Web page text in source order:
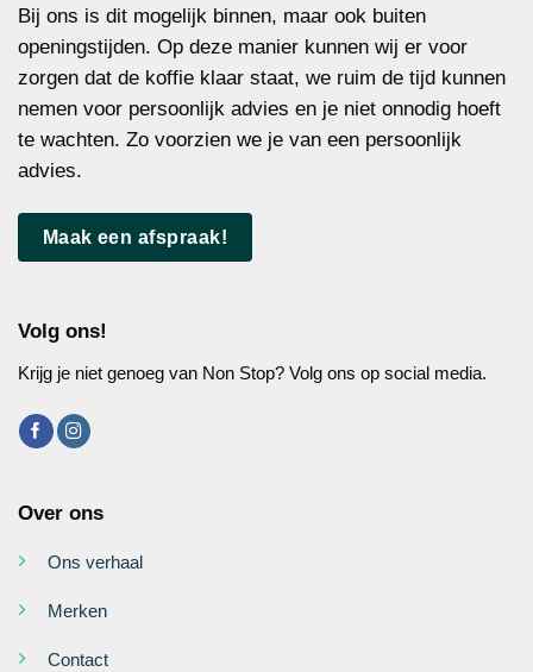
Bij ons is dit mogelijk binnen, maar ook buiten
openingstijden. Op deze manier kunnen wij er voor
zorgen dat de koffie klaar staat, we ruim de tijd kunnen
nemen voor persoonlijk advies en je niet onnodig hoeft
te wachten. Zo voorzien we je van een persoonlijk
advies.
Maak een afspraak!
Volg ons!
Krijg je niet genoeg van Non Stop? Volg ons op social media.
Over ons
Ons verhaal
Merken
Contact